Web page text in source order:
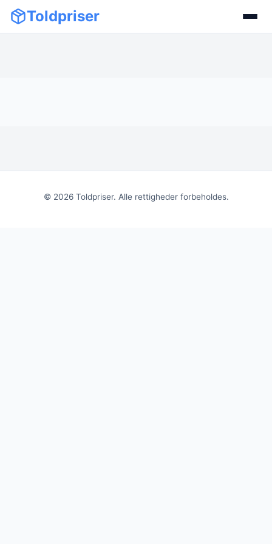
Toldpriser
© 2026Toldpriser. Alle rettigheder forbeholdes.